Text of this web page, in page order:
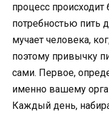
процесс
потребностью пить
мучает человека,
поэтому привычку
сами. Первое,
именно вашему
Каждый день,